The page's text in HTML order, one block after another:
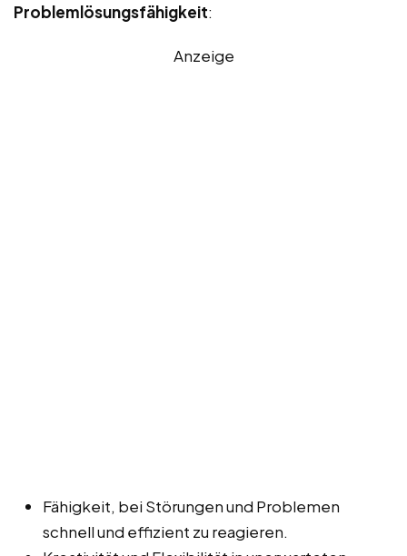
Problemlösungsfähigkeit:
Anzeige
Fähigkeit, bei Störungen und Problemen
schnell und effizient zu reagieren.